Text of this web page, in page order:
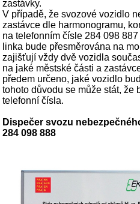
zastávky.
V případě, že svozové vozidlo
zastávce dle harmonogramu,
na telefonním čísle 284 098
linka bude přesměrována na
zajišťují vždy dvě vozidla
na jaké městské části a
předem určeno, jaké vozidlo
tohoto důvodu se může stát, že
telefonní čísla.
Dispečer svozu
284 098 888